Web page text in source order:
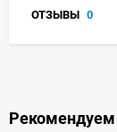
ОТЗЫВЫ 0